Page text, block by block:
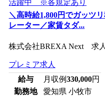
＼高時給1,800円でガッツ
レーター／家賃タダ...
株式会社BREXA Next 求
プレミア求人
給与
月収例330,000円
勤務地
愛知県 小牧市